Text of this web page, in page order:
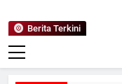
Berita Terkini